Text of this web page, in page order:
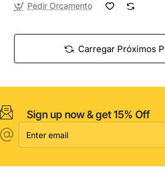
Pedir Orçamento
Carregar Próximos
Sign up now & get 15% Off
Enter
email